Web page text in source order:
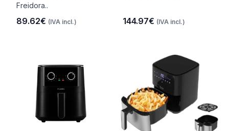
Freidora..
89.62€ (IVA incl.) 144.97€ (IVA incl.)